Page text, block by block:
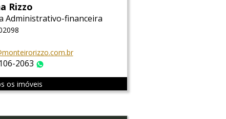
Rizzo
Administrativo-financeira
2063
os imóveis